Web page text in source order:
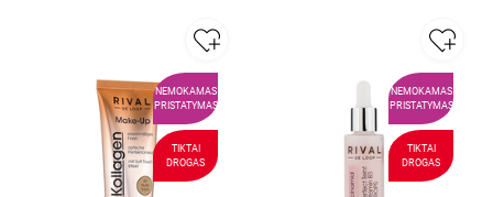
NEMOKAMAS
PRISTATYMAS
TIKTAI
DROGAS
NEMOKAMAS
PRISTATYMAS
TIKTAI
DROGAS